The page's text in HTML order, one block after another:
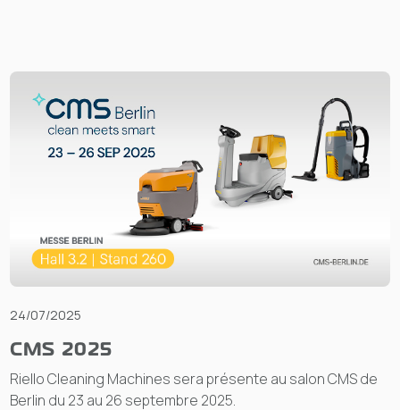
24/07/2025
CMS 2025
Riello Cleaning Machines sera présente au salon CMS de
Berlin du 23 au 26 septembre 2025.